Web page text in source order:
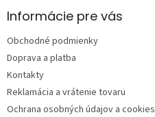
ä
e
Informácie pre vás
Obchodné podmienky
Doprava a platba
Kontakty
Reklamácia a vrátenie tovaru
Ochrana osobných údajov a cookies